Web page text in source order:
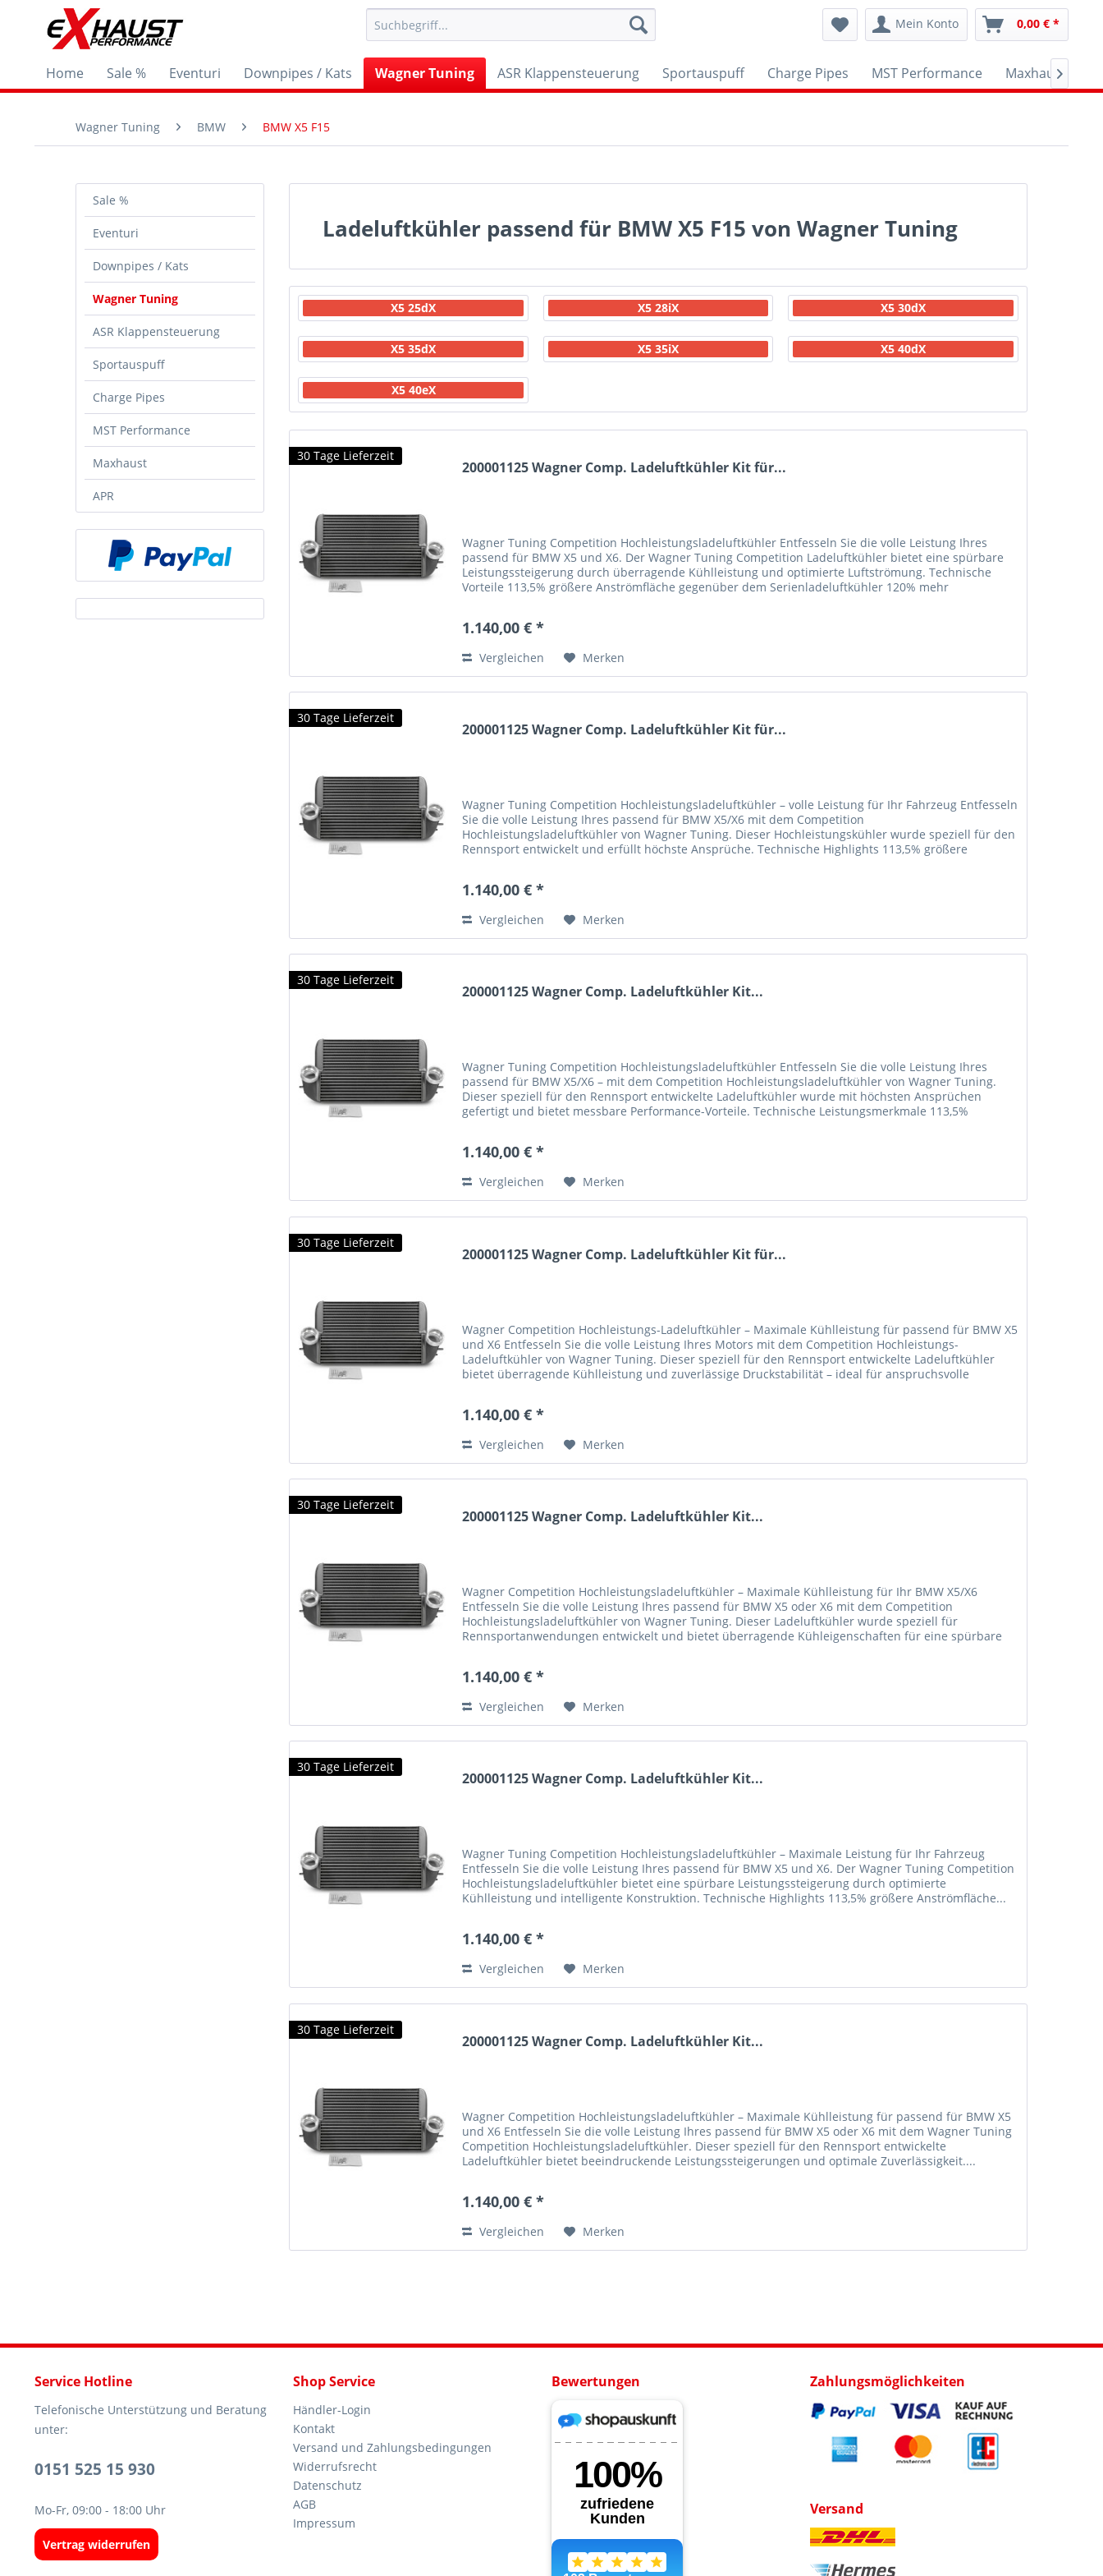
Mein Konto 0,00 € *
Home Sale % Eventuri Downpipes / Kats Wagner Tuning ASR Klappensteuerung Sportauspuff Charge Pipes MST Performance Maxhaust

Wagner Tuning BMW BMW X5 F15
Sale %
Eventuri
Downpipes / Kats
Wagner Tuning
ASR Klappensteuerung
Sportauspuff
Charge Pipes
MST Performance
Maxhaust
APR
Ladeluftkühler passend für BMW X5 F15 von Wagner Tuning
X5 25dX X5 28iX X5 30dX
X5 35dX X5 35iX X5 40dX
X5 40eX
30 Tage Lieferzeit
200001125 Wagner Comp. Ladeluftkühler Kit für...
Wagner Tuning Competition Hochleistungsladeluftkühler Entfesseln Sie die volle Leistung Ihres
passend für BMW X5 und X6. Der Wagner Tuning Competition Ladeluftkühler bietet eine spürbare
Leistungssteigerung durch überragende Kühlleistung und optimierte Luftströmung. Technische
Vorteile 113,5% größere Anströmfläche gegenüber dem Serienladeluftkühler 120% mehr
1.140,00 € *
Vergleichen Merken
30 Tage Lieferzeit
200001125 Wagner Comp. Ladeluftkühler Kit für...
Wagner Tuning Competition Hochleistungsladeluftkühler – volle Leistung für Ihr Fahrzeug Entfesseln
Sie die volle Leistung Ihres passend für BMW X5/X6 mit dem Competition
Hochleistungsladeluftkühler von Wagner Tuning. Dieser Hochleistungskühler wurde speziell für den
Rennsport entwickelt und erfüllt höchste Ansprüche. Technische Highlights 113,5% größere
1.140,00 € *
Vergleichen Merken
30 Tage Lieferzeit
200001125 Wagner Comp. Ladeluftkühler Kit...
Wagner Tuning Competition Hochleistungsladeluftkühler Entfesseln Sie die volle Leistung Ihres
passend für BMW X5/X6 – mit dem Competition Hochleistungsladeluftkühler von Wagner Tuning.
Dieser speziell für den Rennsport entwickelte Ladeluftkühler wurde mit höchsten Ansprüchen
gefertigt und bietet messbare Performance-Vorteile. Technische Leistungsmerkmale 113,5%
1.140,00 € *
Vergleichen Merken
30 Tage Lieferzeit
200001125 Wagner Comp. Ladeluftkühler Kit für...
Wagner Competition Hochleistungs-Ladeluftkühler – Maximale Kühlleistung für passend für BMW X5
und X6 Entfesseln Sie die volle Leistung Ihres Motors mit dem Competition Hochleistungs-
Ladeluftkühler von Wagner Tuning. Dieser speziell für den Rennsport entwickelte Ladeluftkühler
bietet überragende Kühlleistung und zuverlässige Druckstabilität – ideal für anspruchsvolle
1.140,00 € *
Vergleichen Merken
30 Tage Lieferzeit
200001125 Wagner Comp. Ladeluftkühler Kit...
Wagner Competition Hochleistungsladeluftkühler – Maximale Kühlleistung für Ihr BMW X5/X6
Entfesseln Sie die volle Leistung Ihres passend für BMW X5 oder X6 mit dem Competition
Hochleistungsladeluftkühler von Wagner Tuning. Dieser Ladeluftkühler wurde speziell für
Rennsportanwendungen entwickelt und bietet überragende Kühleigenschaften für eine spürbare
1.140,00 € *
Vergleichen Merken
30 Tage Lieferzeit
200001125 Wagner Comp. Ladeluftkühler Kit...
Wagner Tuning Competition Hochleistungsladeluftkühler – Maximale Leistung für Ihr Fahrzeug
Entfesseln Sie die volle Leistung Ihres passend für BMW X5 und X6. Der Wagner Tuning Competition
Hochleistungsladeluftkühler bietet eine spürbare Leistungssteigerung durch optimierte
Kühlleistung und intelligente Konstruktion. Technische Highlights 113,5% größere Anströmfläche...
1.140,00 € *
Vergleichen Merken
30 Tage Lieferzeit
200001125 Wagner Comp. Ladeluftkühler Kit...
Wagner Competition Hochleistungsladeluftkühler – Maximale Kühlleistung für passend für BMW X5
und X6 Entfesseln Sie die volle Leistung Ihres passend für BMW X5 oder X6 mit dem Wagner Tuning
Competition Hochleistungsladeluftkühler. Dieser speziell für den Rennsport entwickelte
Ladeluftkühler bietet beeindruckende Leistungssteigerungen und optimale Zuverlässigkeit....
1.140,00 € *
Vergleichen Merken
Service Hotline
Telefonische Unterstützung und Beratung
unter:
0151 525 15 930
Mo-Fr, 09:00 - 18:00 Uhr
Vertrag widerrufen
Shop Service
Händler-Login
Kontakt
Versand und Zahlungsbedingungen
Widerrufsrecht
Datenschutz
AGB
Impressum
Bewertungen Zahlungsmöglichkeiten
Versand